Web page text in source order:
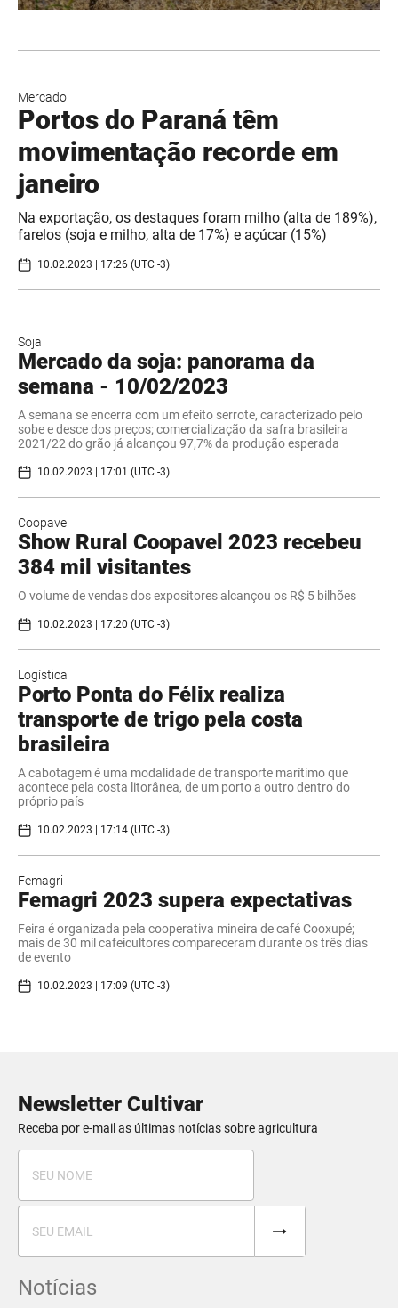
Mercado
Portos do Paraná têm
movimentação recorde em
janeiro
Na exportação, os destaques foram milho (alta de 189%),
farelos (soja e milho, alta de 17%) e açúcar (15%)
10.02.2023 | 17:26 (UTC -3)
Soja
Mercado da soja: panorama da
semana - 10/02/2023
A semana se encerra com um efeito serrote, caracterizado pelo
sobe e desce dos preços; comercialização da safra brasileira
2021/22 do grão já alcançou 97,7% da produção esperada
10.02.2023 | 17:01 (UTC -3)
Coopavel
Show Rural Coopavel 2023 recebeu
384 mil visitantes
O volume de vendas dos expositores alcançou os R$ 5 bilhões
10.02.2023 | 17:20 (UTC -3)
Logística
Porto Ponta do Félix realiza
transporte de trigo pela costa
brasileira
A cabotagem é uma modalidade de transporte marítimo que
acontece pela costa litorânea, de um porto a outro dentro do
próprio país
10.02.2023 | 17:14 (UTC -3)
Femagri
Femagri 2023 supera expectativas
Feira é organizada pela cooperativa mineira de café Cooxupé;
mais de 30 mil cafeicultores compareceram durante os três dias
de evento
10.02.2023 | 17:09 (UTC -3)
Newsletter Cultivar
Receba por e-mail as últimas notícias sobre agricultura
Notícias